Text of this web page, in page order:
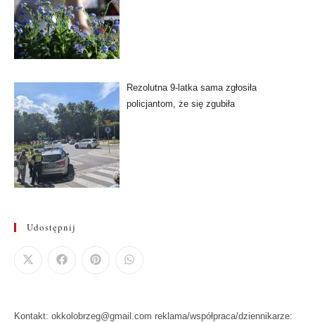
Rezolutna 9-latka sama zgłosiła
policjantom, że się zgubiła
Udostępnij
Kontakt: okkolobrzeg@gmail.com reklama/współpraca/dziennikarze: